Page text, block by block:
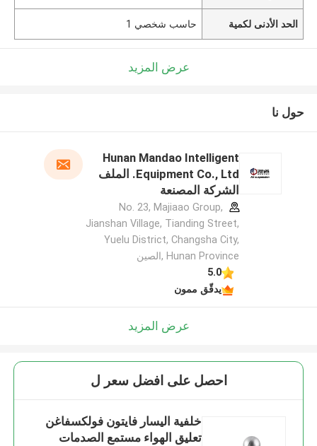
الحد الأدنى لكمية حاسب شخصي 1
عرض المزيد
حول نا
Hunan Mandao Intelligent
Equipment Co., Ltd. الملف
الشركة المصنعة
No. 23, Majiaao Group,
Jianshan Village, Tianding Street,
Yuelu District, Changsha City,
Hunan Province ,الصين
5.0
يدقّق ممون
عرض المزيد
احصل على افضل سعر ل
خلفية اليسار فايتون فولكسفاغن
تعليق الهواء مستمع الصدمات